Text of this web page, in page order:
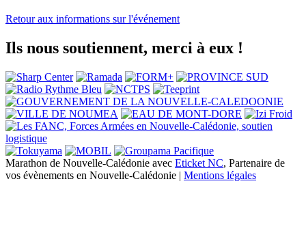
Retour aux informations sur l'événement
Ils nous soutiennent, merci à eux !
Marathon de Nouvelle-Calédonie avec Eticket NC, Partenaire de
vos évènements en Nouvelle-Calédonie | Mentions légales